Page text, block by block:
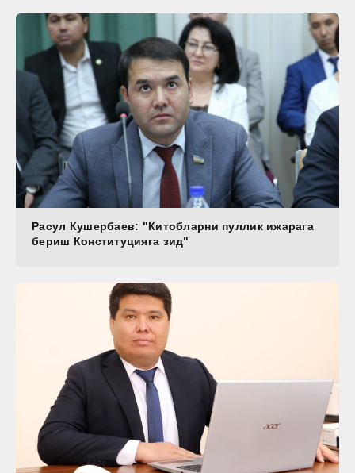
Расул Кушербаев: "Китобларни пуллик ижарага
бериш Конституцияга зид"